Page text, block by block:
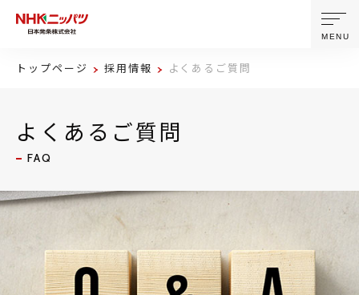
製品・技術
企業情報
サステナビリティ
MENU
トップページ 採用情報 よくあるご質問
よくあるご質問
FAQ